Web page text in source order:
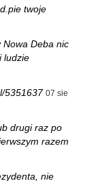
twoje
Nowa Deba nic
ludzie
5351637 07 sie
drugi raz po
razem
nie